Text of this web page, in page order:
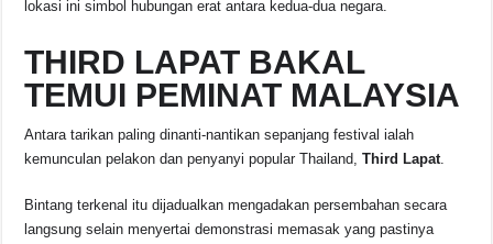
lokasi ini simbol hubungan erat antara kedua-dua negara.
THIRD LAPAT BAKAL
TEMUI PEMINAT MALAYSIA
Antara tarikan paling dinanti-nantikan sepanjang festival ialah
kemunculan pelakon dan penyanyi popular Thailand,Third Lapat.
Bintang terkenal itu dijadualkan mengadakan persembahan secara
langsung selain menyertai demonstrasi memasak yang pastinya